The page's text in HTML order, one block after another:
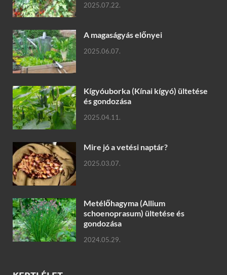
2025.07.22.
A magaságyás előnyei
2025.06.07.
Kígyóuborka (Kínai kígyó) ültetése
és gondozása
2025.04.11.
Mire jó a vetési naptár?
2025.03.07.
Metélőhagyma (Allium
schoenoprasum) ültetése és
gondozása
2024.05.29.